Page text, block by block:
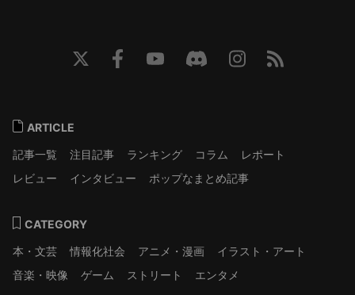
ARTICLE
記事一覧
注目記事 ランキング コラム
レポート
レビュー
インタビュー ポップなまとめ記事
CATEGORY
本・文芸
情報化社会 アニメ・漫画
イラスト・アート
音楽・映像
ゲーム ストリート エンタメ